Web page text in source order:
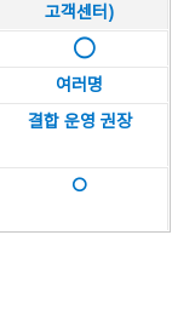
고객센터)
◯
여러명
결합 운영 권장
○